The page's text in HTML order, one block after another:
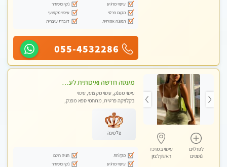
עיסוי מרגיע
נקי ומסודר
מקום פרטי
עיסוי מקצועי
תמונה אמיתית
דוברת עיברית
055-4532286
לפרטים
נוספים
עיסוי במרכז
ראשון לציון
מעסה חדשה ואיכותית לעיסוי מרגיע ומפנק VIP-מומלץ לחלוטין! פרטי! ​​​​​​ Highly recommended
עיסוי מפנק, עיסוי מקצועי, עיסוי
בקלניקה פרטית, מתחמי ספא מפנק,
פלטינה
מקלחת
חניה חינם
עיסוי מרגיע
נקי ומסודר